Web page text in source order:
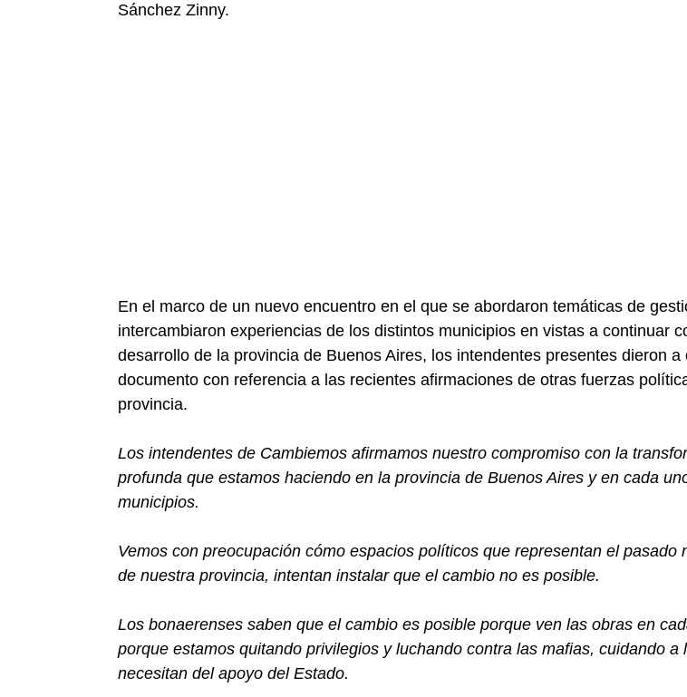
Sánchez Zinny.
En el marco de un nuevo encuentro en el que se abordaron temáticas de
intercambiaron experiencias de los distintos municipios en vistas a continuar
desarrollo de la provincia de Buenos Aires, los intendentes presentes dieron a
documento con referencia a las recientes afirmaciones de otras fuerzas
provincia.
Los intendentes de Cambiemos afirmamos nuestro compromiso con la
profunda que estamos haciendo en la provincia de Buenos Aires y en cada
municipios.
Vemos con preocupación cómo espacios políticos que representan el pasado
de nuestra provincia, intentan instalar que el cambio no es posible.
Los bonaerenses saben que el cambio es posible porque ven las obras en
porque estamos quitando privilegios y luchando contra las mafias, cuidando a
necesitan del apoyo del Estado.